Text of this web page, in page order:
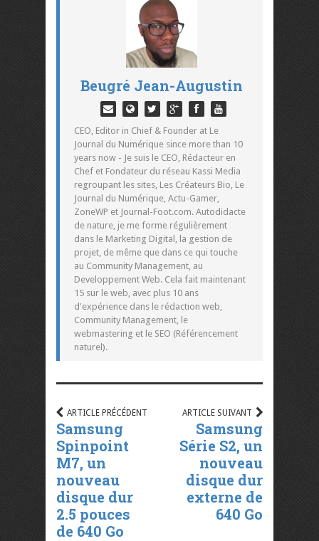
Beugré Jean-Augustin
CEO, Editor in Chief & Founder at Le
Journal du Numérique since more than 10
years now - Je suis le CEO, Rédacteur en
Chef et Fondateur du réseau Kassi Media
regroupant les sites, Les Créateurs Bio, Le
Journal du Numérique, Actu-Gamer,
ZoneWP et Journal-Foot.com. Autodidacte
de nature, je me forme régulièrement
dans le Marketing Digital, la gestion de
projet, de même que dans ce qui touche
au Community Management, au
Developpement Web. Cela fait maintenant
15 sur le web, avec plus 10 ans
d'expérience dans le rédaction web,
Community Management, le
webmastering et le SEO (Référencement
naturel).
ARTICLE PRÉCÉDENT
Samsung
Spinpoint
M7, un
nouveau
disque dur
2.5 pouces
de 640 Go
ARTICLE SUIVANT
Samsung
Série S2, un
nouveau
disque dur
externe de
640 Go